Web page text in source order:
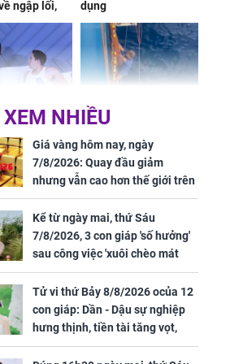
ngập lối,
no, tình
dụng
vợ giấu
có chồng,
nhưng
nghe mẹ
câu này
Ngư dân mất tích đã
được tìm thấy còn
sống sau 26 ngày lênh
đênh trên biển Thái
Bình Dương
thay tim,
minh sức
NHIỀU
Giá vàng hôm nay, ngày
7/8/2026: Quay đầu giảm
nhưng vẫn cao hơn thế giới trên
7 triệu đồng
Kể từ ngày mai, thứ Sáu
7/8/2026, 3 con giáp 'số hưởng'
sau công việc 'xuôi chèo mát
mái', tiền tài 'thu về như nước',
tình duyên viên mãn
Tử vi thứ Bảy 8/8/2026 ocủa 12
con giáp: Dần - Dậu sự nghiệp
hưng thịnh, tiền tài tăng vọt,
Mão - Thân công việc bất trắc,